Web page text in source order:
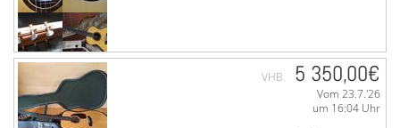
VHB. 5 350,00€
Vom 23.7.'26
um 16:04 Uhr